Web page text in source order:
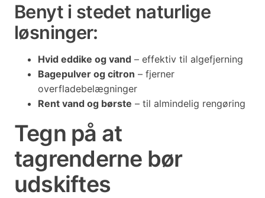
Benyt i stedet naturlige
løsninger:
Hvid eddike og vand – effektiv til algefjerning
Bagepulver og citron – fjerner
overfladebelægninger
Rent vand og børste – til almindelig rengøring
Tegn på at
tagrenderne bør
udskiftes